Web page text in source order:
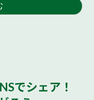
でシェア！